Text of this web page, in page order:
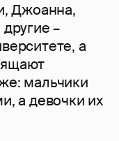
Джоанна,
–
а
мальчики
а девочки их